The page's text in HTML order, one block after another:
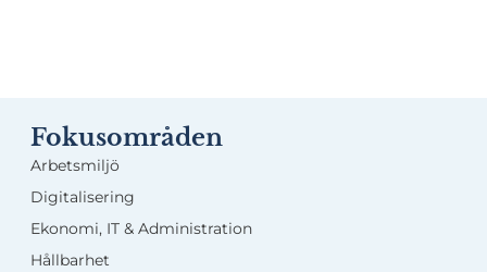
Fokusområden
Arbetsmiljö
Digitalisering
Ekonomi, IT & Administration
Hållbarhet